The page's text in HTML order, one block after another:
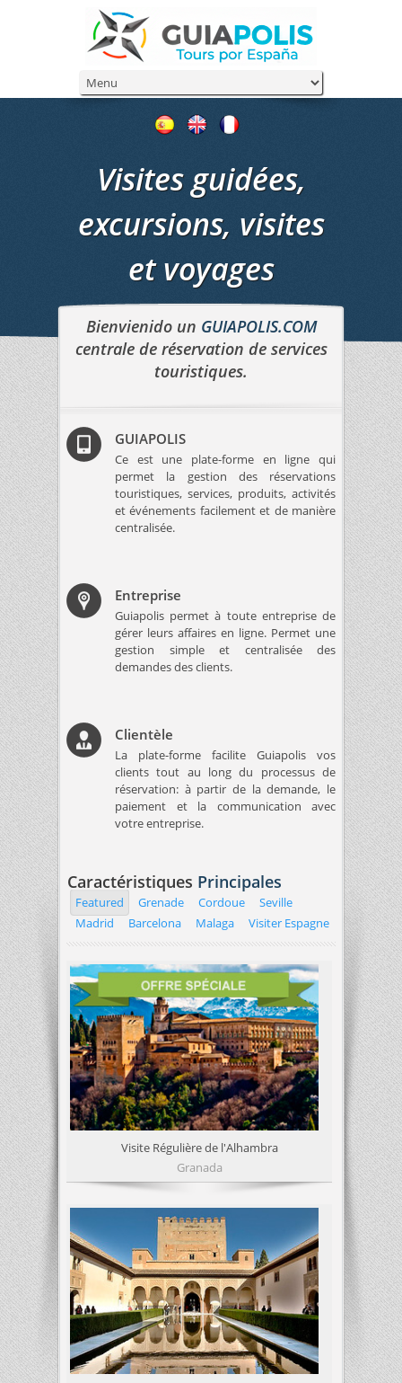
Visites guidées,
excursions, visites
et voyages
Bienvienido un GUIAPOLIS.COM
centrale de réservation de services
touristiques.
GUIAPOLIS
Ce est une plate-forme en ligne qui
permet la gestion des réservations
touristiques, services, produits, activités
et événements facilement et de manière
centralisée.
Entreprise
Guiapolis permet à toute entreprise de
gérer leurs affaires en ligne. Permet une
gestion simple et centralisée des
demandes des clients.
Clientèle
La plate-forme facilite Guiapolis vos
clients tout au long du processus de
réservation: à partir de la demande, le
paiement et la communication avec
votre entreprise.
Caractéristiques Principales
Featured Grenade Cordoue
Seville
Madrid
Barcelona Malaga Visiter Espagne
Visite Régulière de l'Alhambra
Granada